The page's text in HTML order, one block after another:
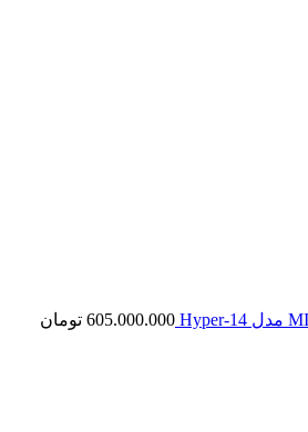
605.000.000 تومان